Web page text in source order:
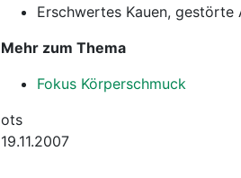
Erschwertes Kauen, gestörte
Mehr zum Thema
Fokus Körperschmuck
ots
19.11.2007